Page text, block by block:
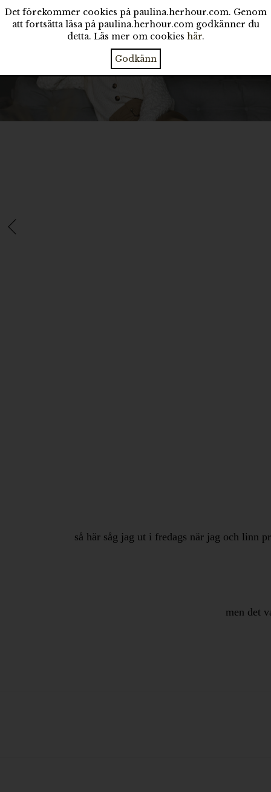
Det förekommer cookies på paulina.herhour.com. Genom
att fortsätta läsa på paulina.herhour.com godkänner du
detta. Läs mer om cookies här.
Godkänn
så här såg jag ut i fredags när jag och linn
men det